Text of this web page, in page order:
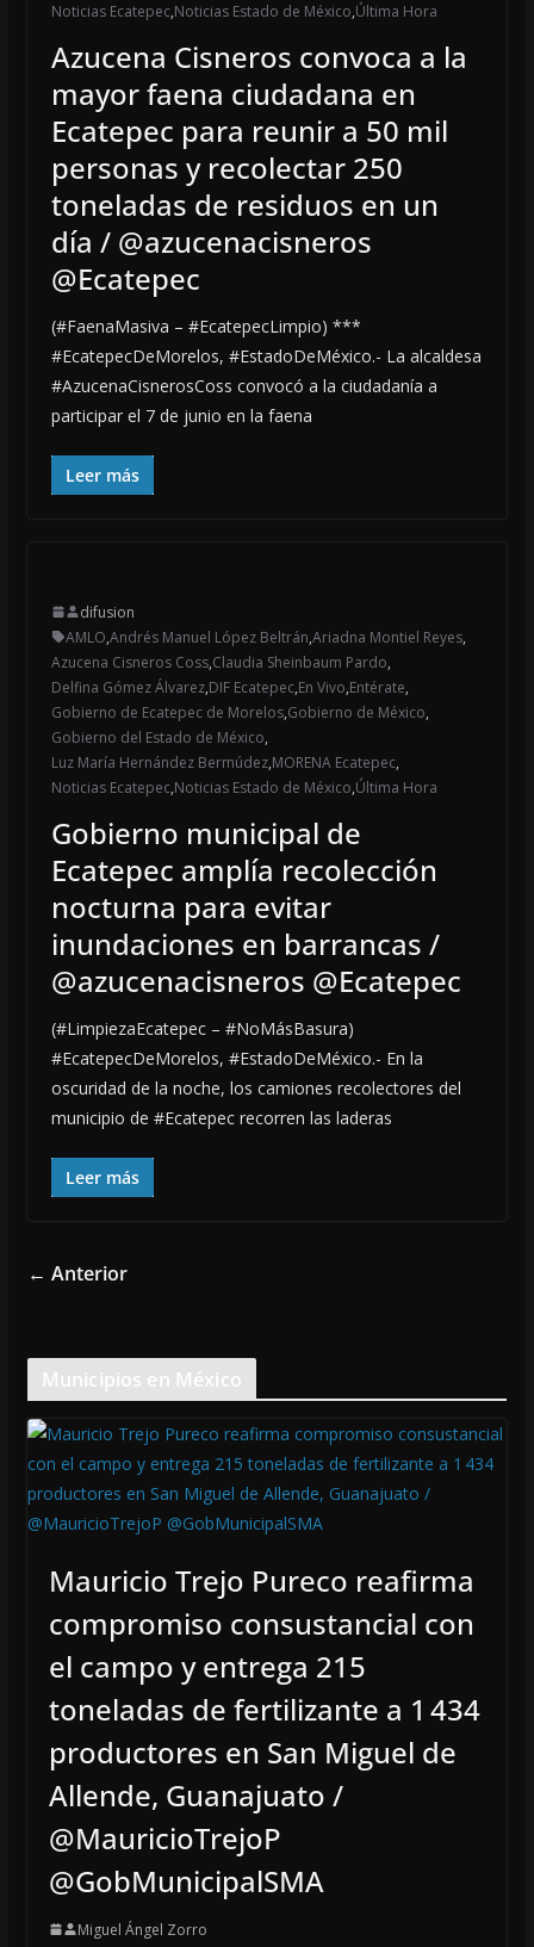
Noticias Ecatepec,Noticias Estado de México,Última Hora
Azucena Cisneros convoca a la
mayor faena ciudadana en
Ecatepec para reunir a 50 mil
personas y recolectar 250
toneladas de residuos en un
día / @azucenacisneros
@Ecatepec
(#FaenaMasiva – #EcatepecLimpio) ***
#EcatepecDeMorelos, #EstadoDeMéxico.- La alcaldesa
#AzucenaCisnerosCoss convocó a la ciudadanía a
participar el 7 de junio en la faena
Leer más
difusion
AMLO,Andrés Manuel López Beltrán,Ariadna Montiel Reyes,
Azucena Cisneros Coss,Claudia Sheinbaum Pardo,
Delfina Gómez Álvarez,DIF Ecatepec,En Vivo,Entérate,
Gobierno de Ecatepec de Morelos,Gobierno de México,
Gobierno del Estado de México,
Luz María Hernández Bermúdez,MORENA Ecatepec,
Noticias Ecatepec,Noticias Estado de México,Última Hora
Gobierno municipal de
Ecatepec amplía recolección
nocturna para evitar
inundaciones en barrancas /
@azucenacisneros @Ecatepec
(#LimpiezaEcatepec – #NoMásBasura)
#EcatepecDeMorelos, #EstadoDeMéxico.- En la
oscuridad de la noche, los camiones recolectores del
municipio de #Ecatepec recorren las laderas
Leer más
← Anterior
Municipios en México
Mauricio Trejo Pureco reafirma
compromiso consustancial con
el campo y entrega 215
toneladas de fertilizante a 1 434
productores en San Miguel de
Allende, Guanajuato /
@MauricioTrejoP
@GobMunicipalSMA
Miguel Ángel Zorro